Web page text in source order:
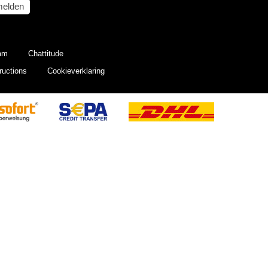
Chattitude
Cookieverklaring